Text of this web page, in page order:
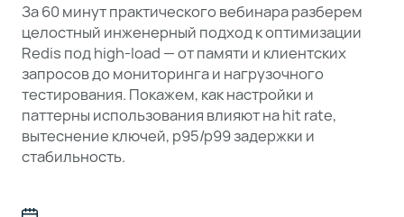
За 60 минут практического вебинара разберем
целостный инженерный подход к оптимизации
Redis под high-load — от памяти и клиентских
запросов до мониторинга и нагрузочного
тестирования. Покажем, как настройки и
паттерны использования влияют на hit rate,
вытеснение ключей, p95/p99 задержки и
стабильность.